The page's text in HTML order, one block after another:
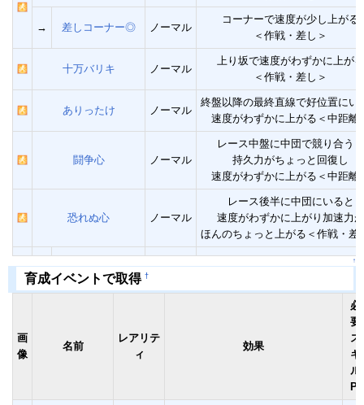
→ 差しコーナー◎ ノーマル
コーナーで速度が少し上がる
＜作戦・差し＞
十万バリキ ノーマル
上り坂で速度がわずかに上がる
＜作戦・差し＞
ありったけ ノーマル
終盤以降の最終直線で好位置にい
速度がわずかに上がる＜中距離
闘争心 ノーマル
レース中盤に中団で競り合うと
持久力がちょっと回復し
速度がわずかに上がる＜中距離
恐れぬ心 ノーマル
レース後半に中団にいると
速度がわずかに上がり加速力が
ほんのちょっと上がる＜作戦・差
↑
育成イベントで取得 †
画
像
名前
レアリテ
ィ
効果
必
要
ス
キ
ル
Pt